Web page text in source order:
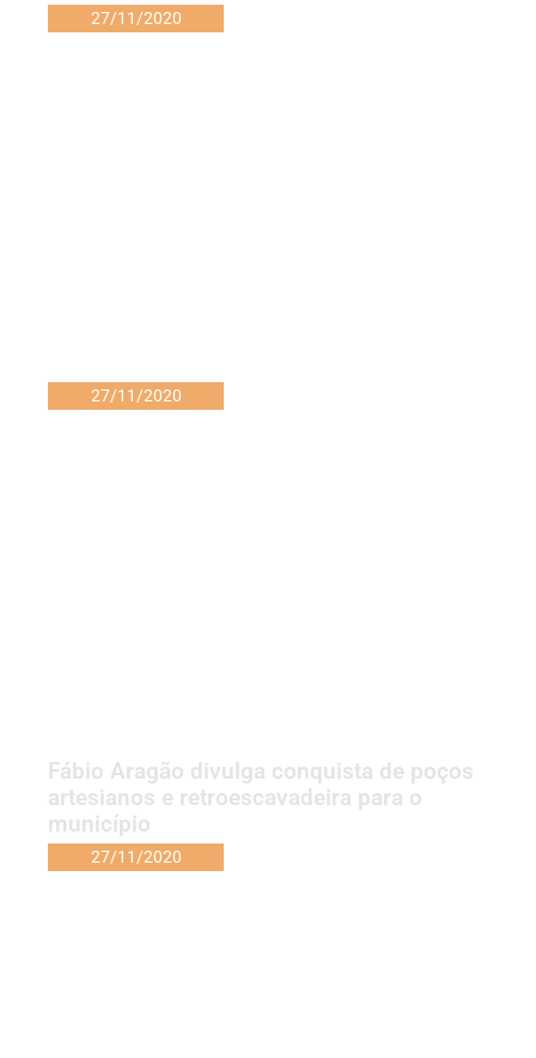
27/11/2020
27/11/2020
Fábio Aragão divulga conquista de poços
artesianos e retroescavadeira para o
município
27/11/2020